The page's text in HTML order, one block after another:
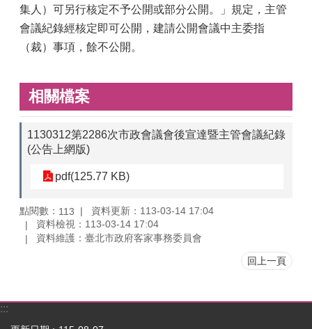
集人）可另行核定不予公開或部分公開。」規定，主管
會議紀錄經核定即可公開，建請公開會議中主委指
（裁）事項，餘不公開。
相關檔案
1130312第2286次市政會議會後宣達暨主管會議紀錄
(公告上網版)
pdf(125.77 KB)
點閱數： 113
資料更新：113-03-14 17:04
資料檢視：113-03-14 17:04
資料維護：臺北市政府客家事務委員會
回上一頁
:::